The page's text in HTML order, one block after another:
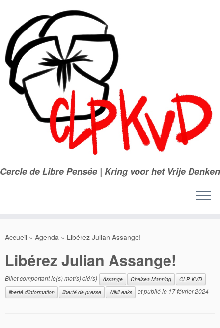
contenu
Cercle de Libre Pensée | Kring voor het Vrije Denken
Accueil » Agenda » Libérez Julian Assange!
Libérez Julian Assange!
Billet comportant le(s) mot(s) clé(s) Assange Chelsea Manning
CLP-KVD
liberté d'information
liberté de presse WikiLeaks et publié le 17 février 2024